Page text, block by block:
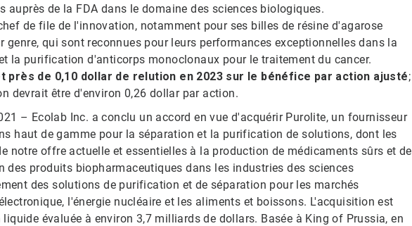
auprès de la FDA dans le domaine des sciences biologiques.
de file de l'innovation, notamment pour ses billes de résine d'agarose
genre, qui sont reconnues pour leurs performances exceptionnelles dans la
la purification d'anticorps monoclonaux pour le traitement du cancer.
près de 0,10 dollar de relution en 2023 sur le bénéfice par action ajusté;
devrait être d'environ 0,26 dollar par action.
– Ecolab Inc. a conclu un accord en vue d'acquérir Purolite, un fournisseur
haut de gamme pour la séparation et la purification de solutions, dont les
notre offre actuelle et essentielles à la production de médicaments sûrs et de
produits biopharmaceutiques dans les industries des sciences
des solutions de purification et de séparation pour les marchés
l'énergie nucléaire et les aliments et boissons. L'acquisition est
évaluée à environ 3,7 milliards de dollars. Basée à King of Prussia, en